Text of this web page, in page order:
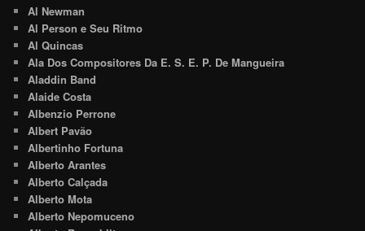
Al Newman
Al Person e Seu Ritmo
Al Quincas
Ala Dos Compositores Da E. S. E. P. De Mangueira
Aladdin Band
Alaide Costa
Albenzio Perrone
Albert Pavão
Albertinho Fortuna
Alberto Arantes
Alberto Calçada
Alberto Mota
Alberto Nepomuceno